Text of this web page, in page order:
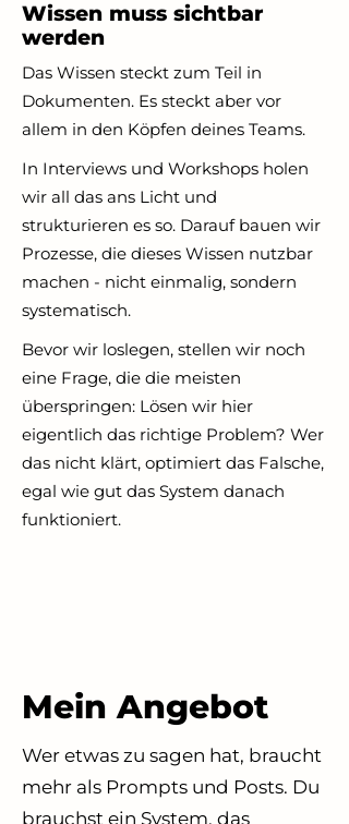
Wissen muss sichtbar
werden
Das Wissen steckt zum Teil in
Dokumenten. Es steckt aber vor
allem in den Köpfen deines Teams.
In Interviews und Workshops holen
wir all das ans Licht und
strukturieren es so. Darauf bauen wir
Prozesse, die dieses Wissen nutzbar
machen - nicht einmalig, sondern
systematisch.
Bevor wir loslegen, stellen wir noch
eine Frage, die die meisten
überspringen: Lösen wir hier
eigentlich das richtige Problem? Wer
das nicht klärt, optimiert das Falsche,
egal wie gut das System danach
funktioniert.
Mein Angebot
Wer etwas zu sagen hat, braucht
mehr als Prompts und Posts. Du
brauchst ein System, das